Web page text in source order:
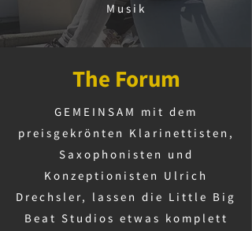
Musik
The Forum
GEMEINSAM mit dem
preisgekrönten Klarinettisten,
Saxophonisten und
Konzeptionisten Ulrich
Drechsler, lassen die Little Big
Beat Studios etwas komplett